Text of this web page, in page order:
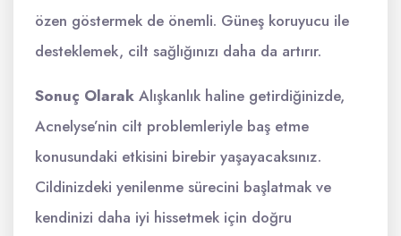
özen göstermek de önemli. Güneş koruyucu ile
desteklemek, cilt sağlığınızı daha da artırır.
Sonuç Olarak Alışkanlık haline getirdiğinizde,
Acnelyse’nin cilt problemleriyle baş etme
konusundaki etkisini birebir yaşayacaksınız.
Cildinizdeki yenilenme sürecini başlatmak ve
kendinizi daha iyi hissetmek için doğru